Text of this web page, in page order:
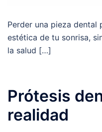
Perder una pieza dental
estética de tu sonrisa,
la salud […]
Prótesis
realidad